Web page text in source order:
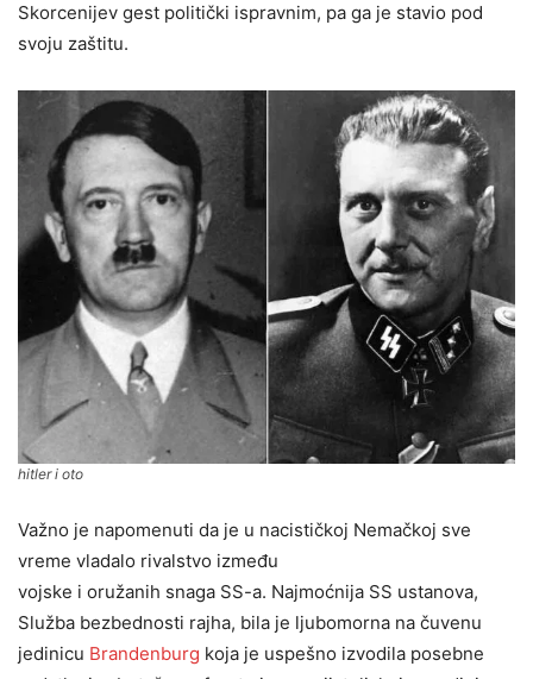
Skorcenijev gest politički ispravnim, pa ga je stavio pod
svoju zaštitu.
hitler i oto
Važno je napomenuti da je u nacističkoj Nemačkoj sve
vreme vladalo rivalstvo između
vojske i oružanih snaga SS-a. Najmoćnija SS ustanova,
Služba bezbednosti rajha, bila je ljubomorna na čuvenu
jedinicu Brandenburg koja je uspešno izvodila posebne